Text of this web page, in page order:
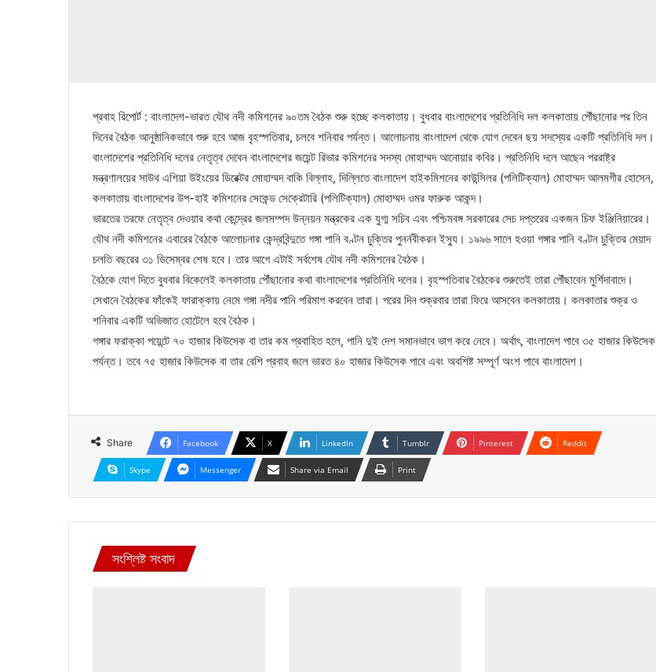
প্রবাহ রিপোর্ট : বাংলাদেশ-ভারত যৌথ নদী কমিশনের ৯০তম বৈঠক শুরু হচ্ছে কলকাতায়। বুধবার বাংলাদেশের প্রতিনিধি দল কলকাতায় পৌঁছানোর পর তিন
দিনের বৈঠক আনুষ্ঠানিকভাবে শুরু হবে আজ বৃহস্পতিবার, চলবে শনিবার পর্যন্ত। আলোচনায় বাংলাদেশ থেকে যোগ দেবেন ছয় সদস্যের একটি প্রতিনিধি দল।
বাংলাদেশের প্রতিনিধি দলের নেতৃত্ব দেবেন বাংলাদেশের জয়েন্ট রিভার কমিশনের সদস্য মোহাম্মদ আনোয়ার কবির। প্রতিনিধি দলে আছেন পররাষ্ট্র
মন্ত্রণালয়ের সাউথ এশিয়া উইংয়ের ডিরেক্টর মোহাম্মদ বাকি বিল্লাহ, দিল্লিতে বাংলাদেশ হাইকমিশনের কাউন্সিলর (পলিটিক্যাল) মোহাম্মদ আলমগীর হোসেন,
কলকাতায় বাংলাদেশের উপ-হাই কমিশনের সেকেন্ড সেক্রেটারি (পলিটিক্যাল) মোহাম্মদ ওমর ফারুক আকন্দ।
ভারতের তরফে নেতৃত্ব দেওয়ার কথা কেন্দ্রের জলসম্পদ উন্নয়ন মন্ত্রকের এক যুগ্ম সচিব এবং পশ্চিমবঙ্গ সরকারের সেচ দপ্তরের একজন চিফ ইঞ্জিনিয়ারের।
যৌথ নদী কমিশনের এবারের বৈঠকে আলোচনার কেন্দ্রবিন্দুতে গঙ্গা পানি বণ্টন চুক্তির পুনর্নবীকরন ইস্যু। ১৯৯৬ সালে হওয়া গঙ্গার পানি বণ্টন চুক্তির মেয়াদ
চলতি বছরের ৩১ ডিসেম্বর শেষ হবে। তার আগে এটাই সর্বশেষ যৌথ নদী কমিশনের বৈঠক।
বৈঠকে যোগ দিতে বুধবার বিকেলেই কলকাতায় পৌঁছানোর কথা বাংলাদেশের প্রতিনিধি দলের। বৃহস্পতিবার বৈঠকের শুরুতেই তারা পৌঁছাবেন মুর্শিদাবাদে।
সেখানে বৈঠকের ফাঁকেই ফারাক্কায় নেমে গঙ্গা নদীর পানি পরিমাপ করবেন তারা। পরের দিন শুক্রবার তারা ফিরে আসবেন কলকাতায়। কলকাতার শুক্র ও
শনিবার একটি অভিজাত হোটেলে হবে বৈঠক।
গঙ্গার ফরাক্কা পয়েন্টে ৭০ হাজার কিউসেক বা তার কম প্রবাহিত হলে, পানি দুই দেশ সমানভাবে ভাগ করে নেবে। অর্থাৎ, বাংলাদেশ পাবে ৩৫ হাজার কিউসেক
পর্যন্ত। তবে ৭৫ হাজার কিউসেক বা তার বেশি প্রবাহ জলে ভারত ৪০ হাজার কিউসেক পাবে এবং অবশিষ্ট সম্পূর্ণ অংশ পাবে বাংলাদেশ।
Share Facebook X LinkedIn Tumblr Pinterest Reddit
Skype Messenger Share via Email Print
সংশ্লিষ্ট সংবাদ